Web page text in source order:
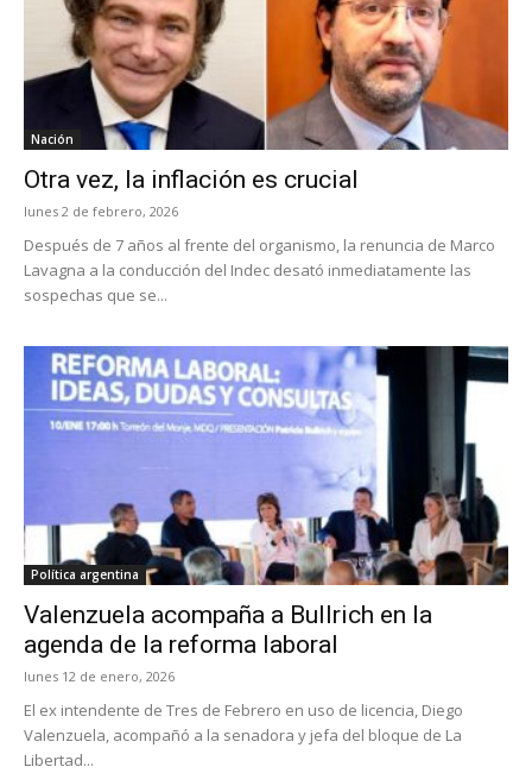
Nación
Otra vez, la inflación es crucial
lunes 2 de febrero, 2026
Después de 7 años al frente del organismo, la renuncia de Marco
Lavagna a la conducción del Indec desató inmediatamente las
sospechas que se...
Política argentina
Valenzuela acompaña a Bullrich en la
agenda de la reforma laboral
lunes 12 de enero, 2026
El ex intendente de Tres de Febrero en uso de licencia, Diego
Valenzuela, acompañó a la senadora y jefa del bloque de La
Libertad...